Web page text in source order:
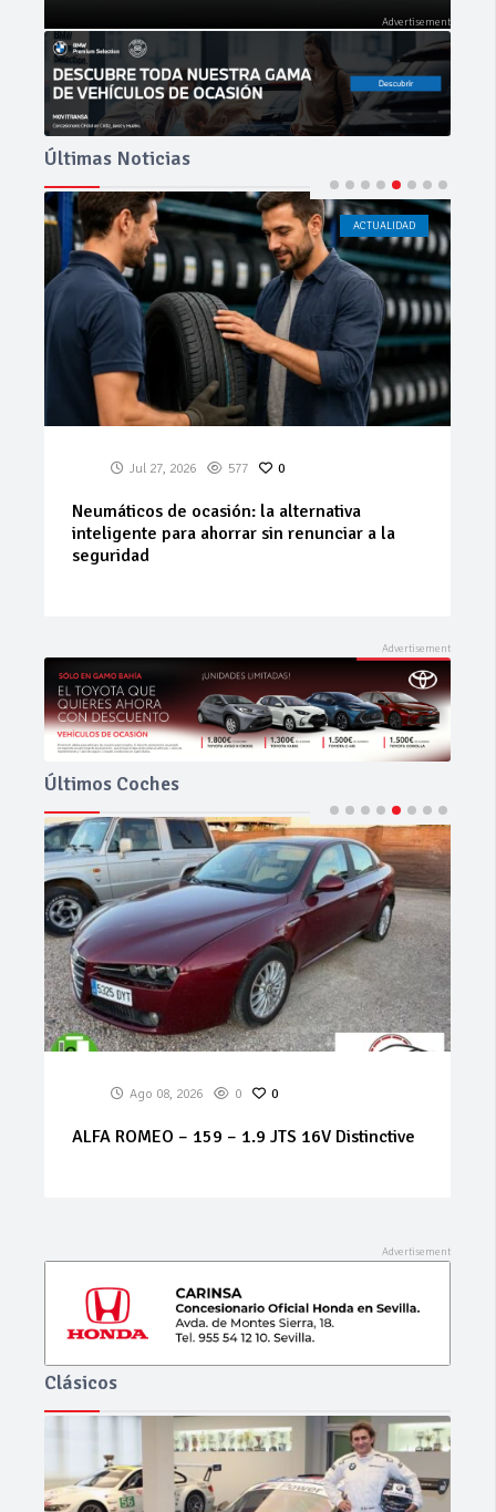
Últimas Noticias
ACTUALIDAD CÁDIZ
Jul 23, 2026 195 0
La 42ª Subida a Vejer comienza a perfilarse
Últimos Coches
Ago 07, 2026 0 0
MERCEDES Sprinter 314 cdi
Clásicos